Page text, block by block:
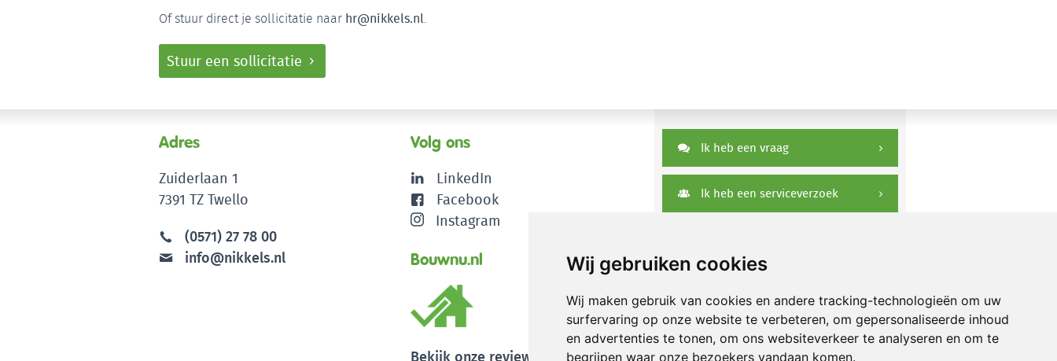
Wij gebruiken cookies
Wij maken gebruik van cookies en andere tracking-technologieën om uw
surfervaring op onze website te verbeteren, om gepersonaliseerde inhoud
en advertenties te tonen, om ons websiteverkeer te analyseren en om te
begrijpen waar onze bezoekers vandaan komen.
Of stuur direct je sollicitatie naar hr@nikkels.nl.
Stuur een sollicitatie
Adres
Zuiderlaan 1
7391 TZ Twello
(0571) 27 78 00
info@nikkels.nl
Volg ons
LinkedIn
Facebook
Instagram
Bouwnu.nl
Bekijk onze reviews
Ik heb een vraag
Ik heb een serviceverzoek